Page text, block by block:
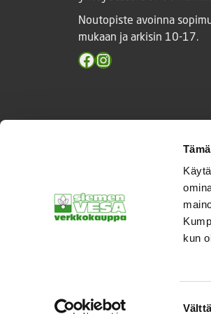
kun
Noutopiste avoinna
mukaan ja arkisin 10-17.
Facebook
Instagram
© Siemenvesa